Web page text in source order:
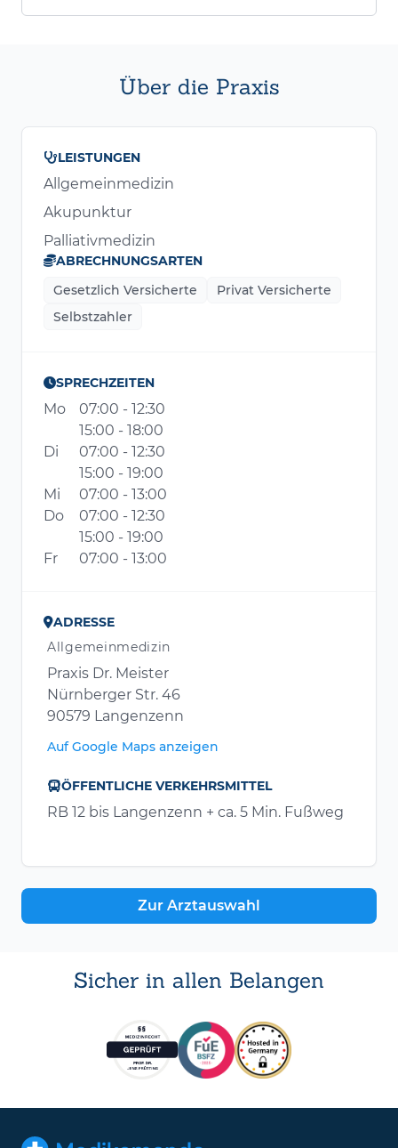
Über die Praxis
LEISTUNGEN
Allgemeinmedizin
Akupunktur
Palliativmedizin
ABRECHNUNGSARTEN
Gesetzlich Versicherte
Privat Versicherte
Selbstzahler
SPRECHZEITEN
Mo
07:00 - 12:30
15:00 - 18:00
Di
07:00 - 12:30
15:00 - 19:00
Mi
07:00 - 13:00
Do
07:00 - 12:30
15:00 - 19:00
Fr
07:00 - 13:00
ADRESSE
Allgemeinmedizin
Praxis Dr. Meister
Nürnberger Str. 46
90579 Langenzenn
Auf Google Maps anzeigen
ÖFFENTLICHE VERKEHRSMITTEL
RB 12 bis Langenzenn + ca. 5 Min. Fußweg
Zur Arztauswahl
Sicher in allen Belangen